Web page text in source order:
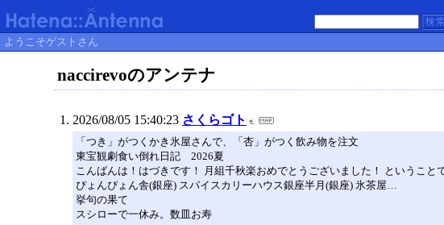
ようこそゲストさん
naccirevoのアンテナ
2026/08/05 15:40:23 さくらゴト
「つき」がつくかき氷屋さんで、「杏」がつく飲み物を注文
東宝観劇食い倒れ日記 2026夏
こんばんは！はづきです！ 月組千秋楽おめでとうございました！ というこ
ぴょんぴょん舎(銀座) スパイスカリーハウス銀座半月(銀座) 氷茶屋…
挙句の果て
スシローで一休み。数皿お寿